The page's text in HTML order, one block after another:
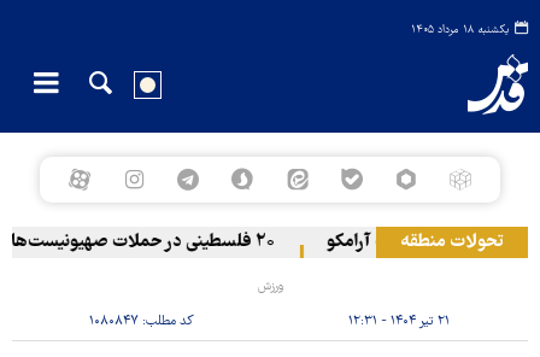
یکشنبه ۱۸ مرداد ۱۴۰۵
تحولات منطقه
حمله یمن به آرامکو
ورزش
۲۱ تیر ۱۴۰۴ - ۱۲:۳۱ کد مطلب:۱۰۸۰۸۴۷